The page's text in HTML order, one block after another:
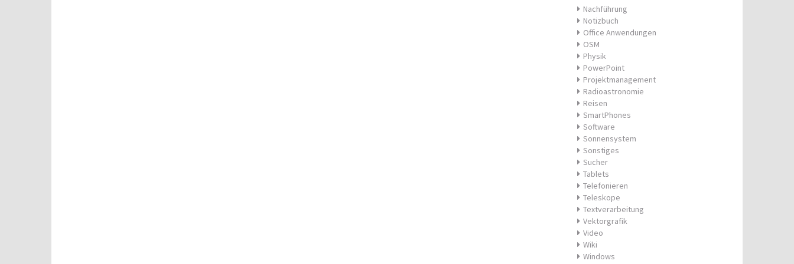
Nachführung
Notizbuch
Office Anwendungen
OSM
Physik
PowerPoint
Projektmanagement
Radioastronomie
Reisen
SmartPhones
Software
Sonnensystem
Sonstiges
Sucher
Tablets
Telefonieren
Teleskope
Textverarbeitung
Vektorgrafik
Video
Wiki
Windows